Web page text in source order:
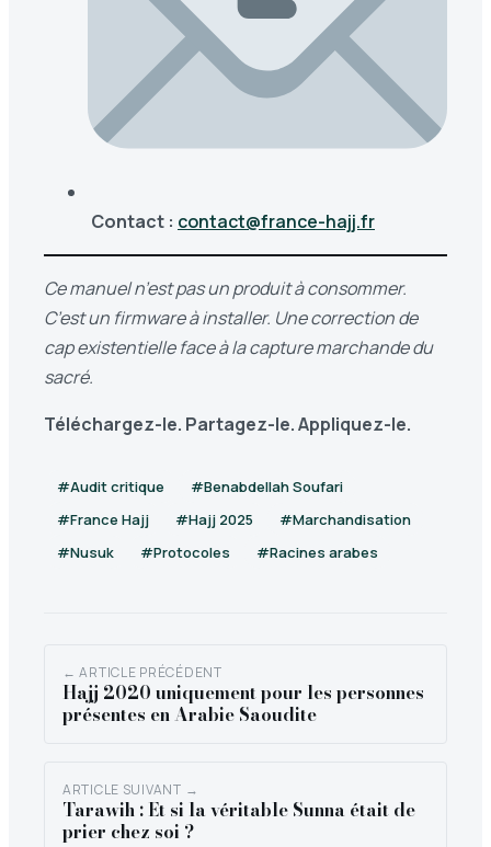
Contact : contact@france-hajj.fr
Ce manuel n’est pas un produit à consommer.
C’est un firmware à installer. Une correction de
cap existentielle face à la capture marchande du
sacré.
Téléchargez-le. Partagez-le. Appliquez-le.
#Audit critique
#Benabdellah Soufari
#France Hajj
#Hajj 2025
#Marchandisation
#Nusuk
#Protocoles #Racines arabes
← ARTICLE PRÉCÉDENT
Hajj 2020 uniquement pour les personnes
présentes en Arabie Saoudite
ARTICLE SUIVANT →
Tarawih : Et si la véritable Sunna était de
prier chez soi ?